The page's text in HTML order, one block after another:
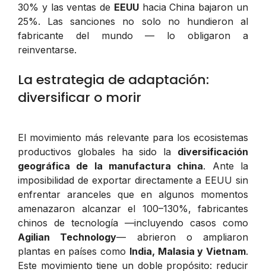
30% y las ventas de EEUUhacia China bajaron un
25%. Las sanciones no solo no hundieron al
fabricante del mundo — lo obligaron a
reinventarse.
La estrategia de adaptación:
diversificar o morir
El movimiento más relevante para los ecosistemas
productivos globales ha sido la diversificación
geográfica de la manufactura china. Ante la
imposibilidad de exportar directamente a EEUU sin
enfrentar aranceles que en algunos momentos
amenazaron alcanzar el 100–130%, fabricantes
chinos de tecnología —incluyendo casos como
Agilian Technology— abrieron o ampliaron
plantas en países como India, Malasia y Vietnam.
Este movimiento tiene un doble propósito: reducir